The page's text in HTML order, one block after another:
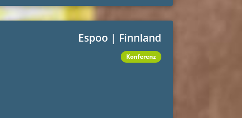
Espoo | Finnland
Konferenz